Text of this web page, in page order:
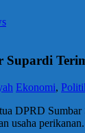
Supardi
Ekonomi,
Sumbar
usaha perikanan.